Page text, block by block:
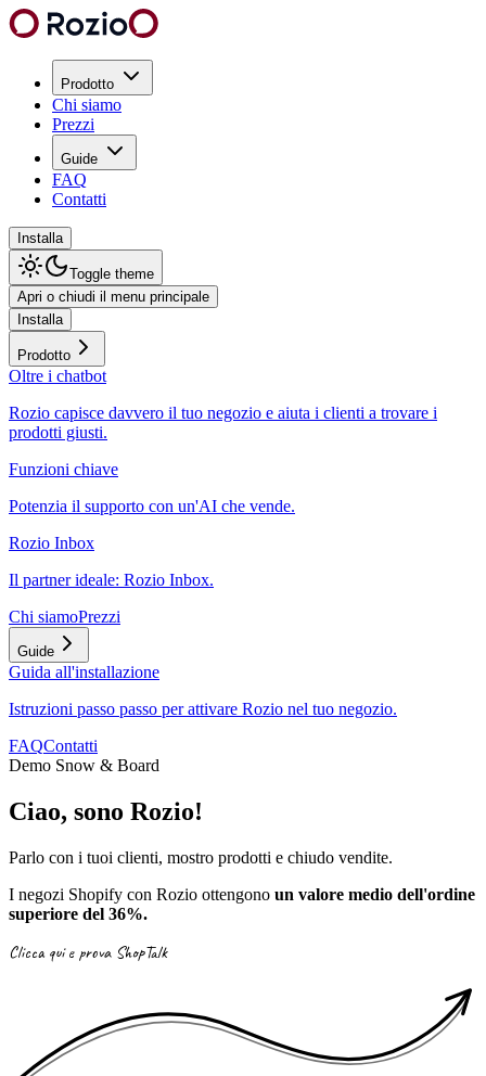
Prodotto
Chi siamo
Prezzi
Guide
FAQ
Contatti
Installa
Toggle theme
Apri o chiudi il menu principale
Installa
Prodotto
Oltre i chatbot
Rozio capisce davvero il tuo negozio e aiuta i clienti a trovare i
prodotti giusti.
Funzioni chiave
Potenzia il supporto con un'AI che vende.
Rozio Inbox
Il partner ideale: Rozio Inbox.
Chi siamoPrezzi
Guide
Guida all'installazione
Istruzioni passo passo per attivare Rozio nel tuo negozio.
FAQContatti
Demo Snow & Board
Ciao, sono Rozio!
Parlo con i tuoi clienti, mostro prodotti e chiudo vendite.
I negozi Shopify con Rozio ottengono un valore medio dell'ordine
superiore del 36%.
Clicca qui e prova ShopTalk